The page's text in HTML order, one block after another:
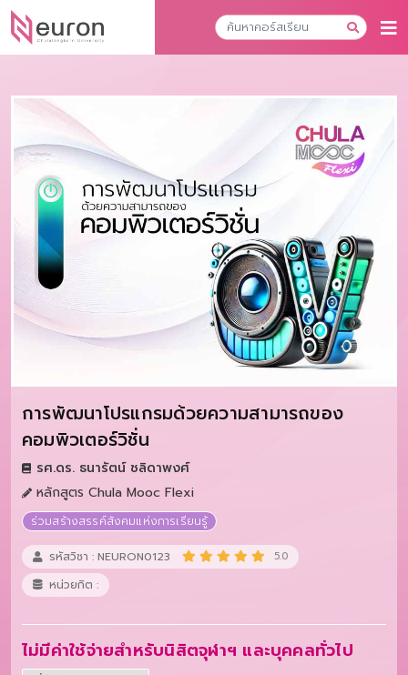
การพัฒนาโปรแกรมด้วยความสามารถของ
คอมพิวเตอร์วิชั่น
รศ.ดร. ธนารัตน์ ชลิดาพงศ์
หลักสูตร Chula Mooc Flexi
ร่วมสร้างสรรค์สังคมแห่งการเรียนรู้
รหัสวิชา : NEURON0123 5.0
หน่วยกิต :
ไม่มีค่าใช้จ่ายสำหรับนิสิตจุฬาฯ และบุคคลทั่วไป